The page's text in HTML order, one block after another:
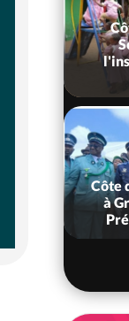
Côte
à